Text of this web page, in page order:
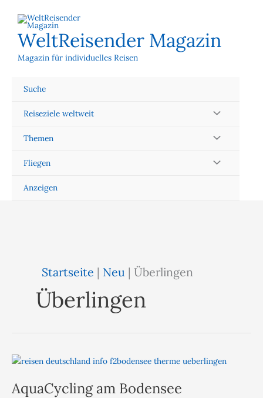
Inhalt
springenWeltReisender Magazin
Magazin für individuelles Reisen
Suche
Reiseziele weltweit
Themen
Fliegen
Anzeigen
Startseite | Neu |Überlingen
Überlingen
AquaCycling am Bodensee